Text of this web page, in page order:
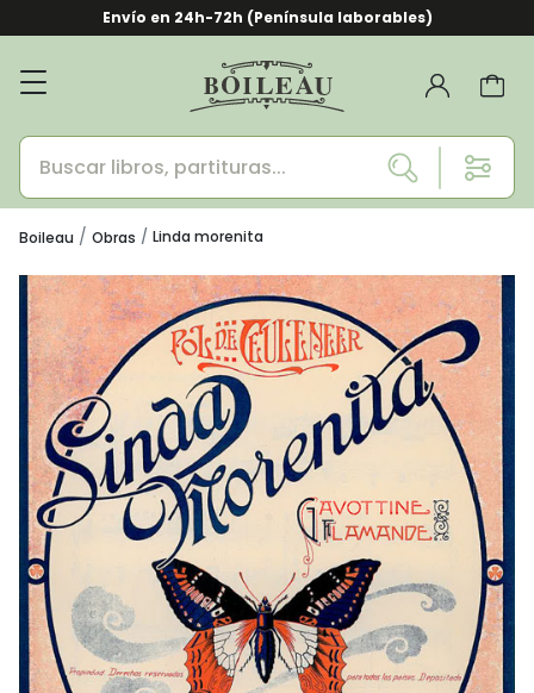
Envío en 24h-72h (Península laborables)
Boileau Obras Linda morenita